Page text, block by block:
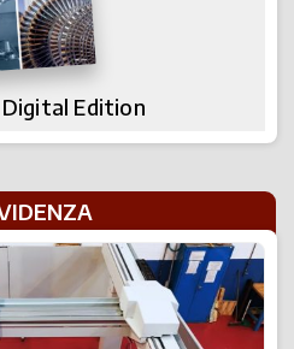
Digital Edition